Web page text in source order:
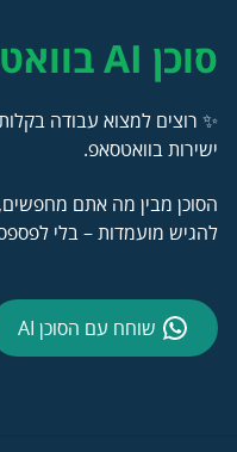
סוכן AI בוואטסאפ
✨ רוצים למצוא עבודה
ישירות בוואטסאפ.
הסוכן מבין מה אתם
להגיש מועמדות – בלי
שוחח עם הסוכן AI